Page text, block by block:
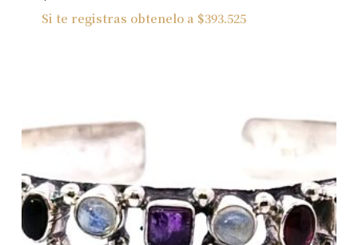
No hay productos en el carrito.
Si te registras obtenelo a $393.525